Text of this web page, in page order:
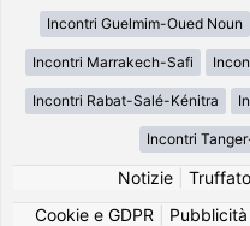
Incontri Guelmim-Oued Noun
Incontri Marrakech-Safi
Incontri Rabat-Salé-Kénitra
Incontri
Notizie|
Cookie e GDPR
Pubblicità